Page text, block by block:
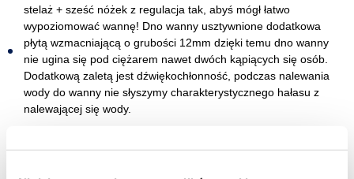
stelaż + sześć nóżek z regulacja tak, abyś mógł łatwo
wypoziomować wannę! Dno wanny usztywnione dodatkowa
płytą wzmacniającą o grubości 12mm dzięki temu dno wanny
nie ugina się pod ciężarem nawet dwóch kąpiących się osób.
Dodatkową zaletą jest dźwiękochłonność, podczas nalewania
wody do wanny nie słyszymy charakterystycznego hałasu z
nalewającej się wody.
Grubość akrylu w naszych wannach to 6 mm konstrukcja wanny: